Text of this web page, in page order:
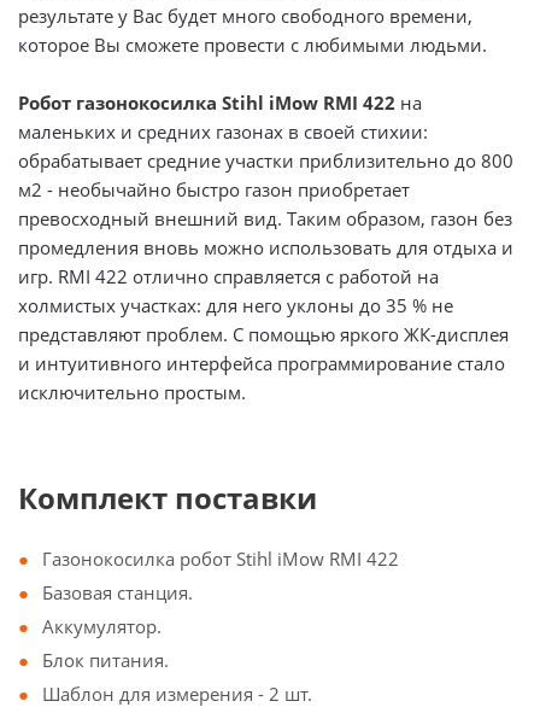
результате у Вас будет много свободного времени,
которое Вы сможете провести с любимыми людьми.
Робот газонокосилка Stihl iMow RMI 422 на
маленьких и средних газонах в своей стихии:
обрабатывает средние участки приблизительно до 800
м2 - необычайно быстро газон приобретает
превосходный внешний вид. Таким образом, газон без
промедления вновь можно использовать для отдыха и
игр. RMI 422 отлично справляется с работой на
холмистых участках: для него уклоны до 35 % не
представляют проблем. С помощью яркого ЖК-дисплея
и интуитивного интерфейса программирование стало
исключительно простым.
Комплект поставки
Газонокосилка робот Stihl iMow RMI 422
Базовая станция.
Аккумулятор.
Блок питания.
Шаблон для измерения - 2 шт.